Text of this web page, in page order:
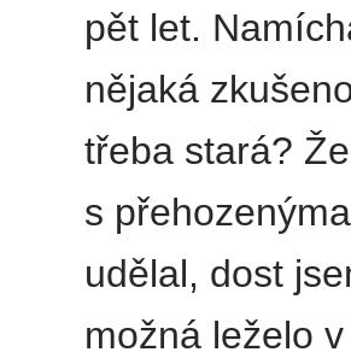
pět let.
nějaká
třeba stará?
s
udělal, dost
možná leželo